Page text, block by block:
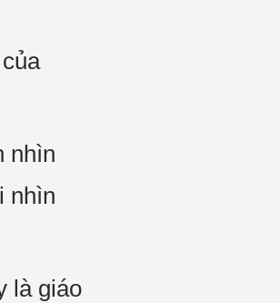
nhìn
nhìn
là giáo